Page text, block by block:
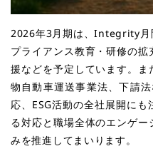
2026年3月期は、Integrity月
プライアンス教育・研修の
援などを予定しています。
物自動車運送事業法、下請
応、ESG活動の全社展開に
る対応と職場全体のエンゲ
みを推進してまいります。